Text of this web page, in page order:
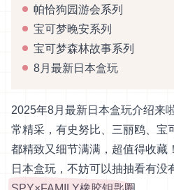
帕恰狗园游会系列
宝可梦晚安系列
宝可梦森林故事系列
8月最新日本盒玩
2025年8月最新日本盒玩介绍来
常精采，有史努比、三丽鸥、宝
都精致又细节满满，超值得收藏
日本盒玩，不妨可以抽抽看有没